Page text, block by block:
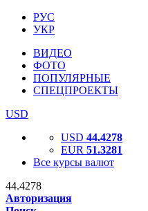
РУС
УКР
ВИДЕО
ФОТО
ПОПУЛЯРНЫЕ
СПЕЦПРОЕКТЫ
USD
USD 44.4278
EUR 51.3281
Все курсы валют
44.4278
Авторизация